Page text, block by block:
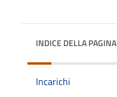
INDICE DELLA PAGINA
Incarichi